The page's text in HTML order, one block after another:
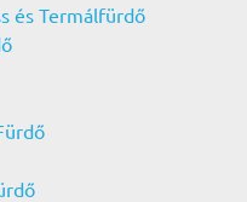
és Termálfürdő